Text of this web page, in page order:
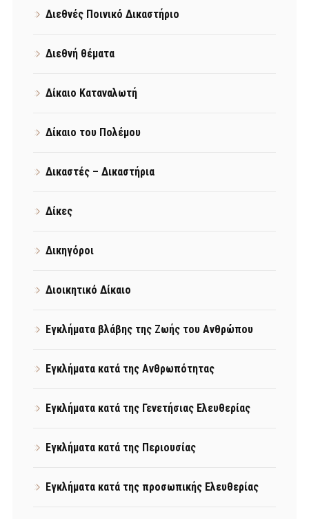
Διεθνές Ποινικό Δικαστήριο
Διεθνή θέματα
Δίκαιο Καταναλωτή
Δίκαιο του Πολέμου
Δικαστές – Δικαστήρια
Δίκες
Δικηγόροι
Διοικητικό Δίκαιο
Εγκλήματα βλάβης της Ζωής του Ανθρώπου
Εγκλήματα κατά της Ανθρωπότητας
Εγκλήματα κατά της Γενετήσιας Ελευθερίας
Εγκλήματα κατά της Περιουσίας
Εγκλήματα κατά της προσωπικής Ελευθερίας